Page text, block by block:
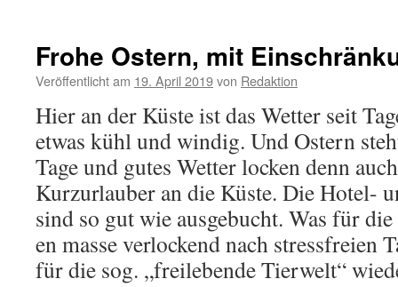
31.
Juli
Weichgespültes
Presse
und
Nationalparkverwaltung
Frohe Ostern, mit
Veröffentlicht am 19. April 2019von Redaktion
Hier an der Küste ist das Wetter seit
etwas kühl und windig. Und Ostern
Tage und gutes Wetter locken denn
Kurzurlauber an die Küste. Die Hotel-
sind so gut wie ausgebucht. Was für
en masse verlockend nach stressfreien
für die sog. „freilebende Tierwelt“